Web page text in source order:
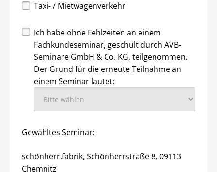
Taxi- / Mietwagenverkehr
Ich habe ohne Fehlzeiten an einem
Fachkundeseminar, geschult durch AVB-
Seminare GmbH & Co. KG, teilgenommen.
Der Grund für die erneute Teilnahme an
einem Seminar lautet:
Gewähltes Seminar:
schönherr.fabrik, Schönherrstraße 8, 09113
Chemnitz